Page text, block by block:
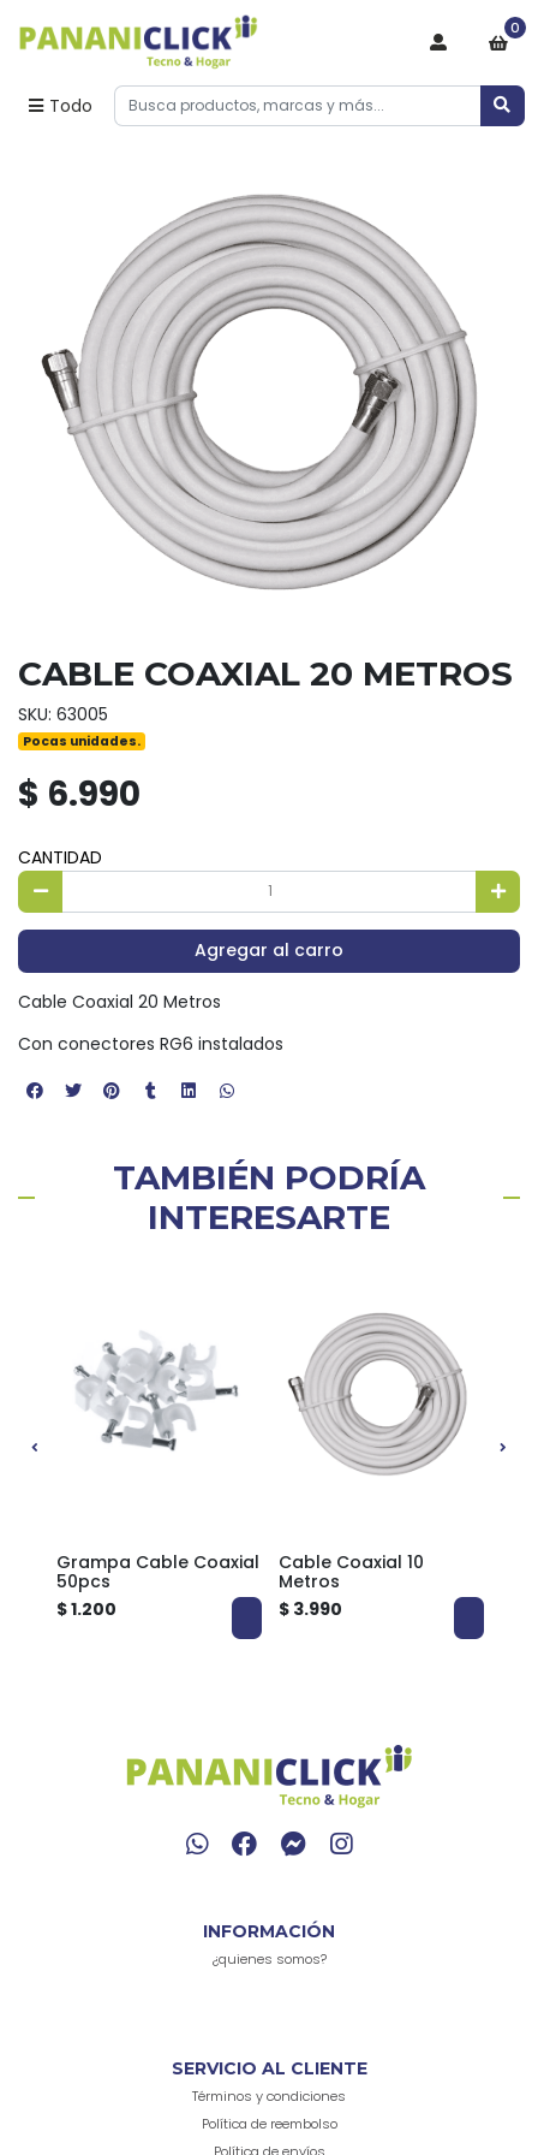
Todo
0
CABLE COAXIAL 20 METROS
SKU: 63005
Pocas unidades.
$ 6.990
CANTIDAD
Agregar al carro
Cable Coaxial 20 Metros
Con conectores RG6 instalados
TAMBIÉN PODRÍA
INTERESARTE
Grampa Cable Coaxial
50pcs
$ 1.200
Cable Coaxial 10
Metros
$ 3.990
INFORMACIÓN
¿quienes somos?
SERVICIO AL CLIENTE
Términos y condiciones
Política de reembolso